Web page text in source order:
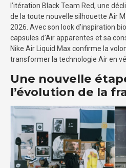
l’itération Black Team Red, une
de la toute nouvelle silhouette Air
2026. Avec son look d’inspiration
capsules d’Air apparentes et sa
Nike Air Liquid Max confirme la
transformer la technologie Air en
Une nouvelle
l’évolution de la